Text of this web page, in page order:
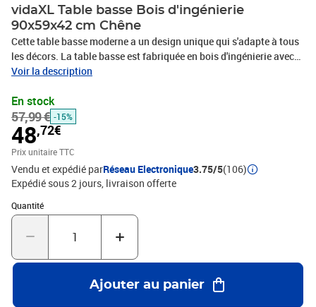
vidaXL Table basse Bois d'ingénierie
90x59x42 cm Chêne
Cette table basse moderne a un design unique qui s'adapte à tous
les décors. La table basse est fabriquée en bois d'ingénierie avec
des bords en PVC est stable et durable. Cette table d'appoint se
par des tubes en acier inoxydable qui ajoutent à son aspect et à
son style modernes. Entre l'étagère supérieure et inférieure, il y a
un grand espace qui rend cette table basse très pratique pour
ranger livres, dossiers et autres fournitures. L'assemblage est
facile, tout ce qu'il vous faut est inclus dans le kit.Couleur :
ChêneMatériau : bois d’ingénierie + bords en PVC + supports en
acier inoxydableDimensions : 90 x 59 x 42 cm (L x l x H)Kit de
montage inclusAssemblage facile
Voir la description
En stock
57,99 € -15%
48,72€
Prix unitaire TTC
Vendu et expédié parRéseau Electronique3.75/5(106)
Expédié sous 2 jours livraison offerte
Quantité
Quantité : 1
Ajouter au panier